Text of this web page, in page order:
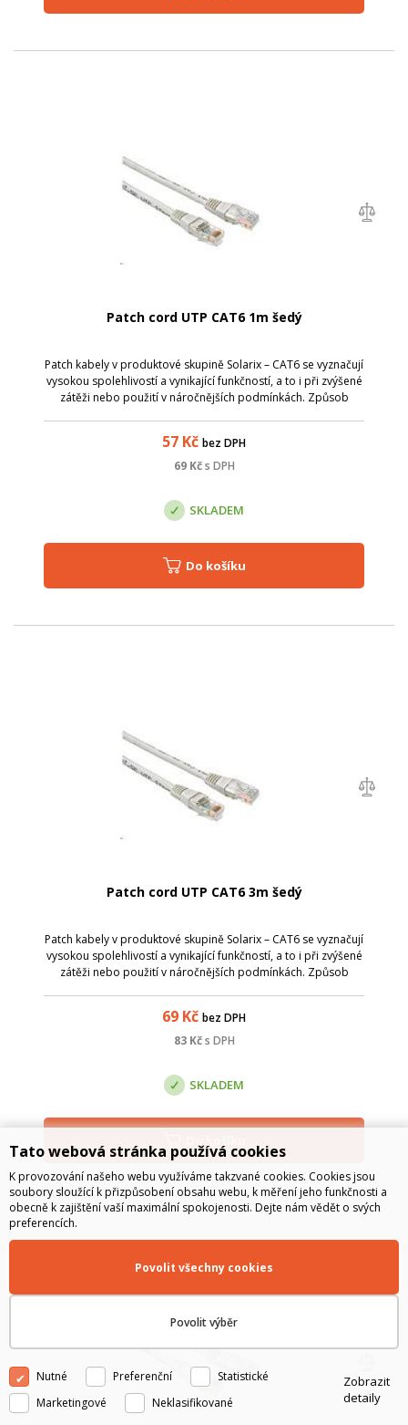
Patch cord UTP CAT6 1m šedý
Patch kabely v produktové skupině Solarix – CAT6 se vyznačují
vysokou spolehlivostí a vynikající funkčností, a to i při zvýšené
zátěži nebo použití v náročnějších podmínkách. Způsob
57 Kč bez DPH
69Kč s DPH
SKLADEM
Do košíku
Patch cord UTP CAT6 3m šedý
Patch kabely v produktové skupině Solarix – CAT6 se vyznačují
vysokou spolehlivostí a vynikající funkčností, a to i při zvýšené
zátěži nebo použití v náročnějších podmínkách. Způsob
69 Kč bez DPH
83Kč s DPH
SKLADEM
Tato webová stránka používá cookies
K provozování našeho webu využíváme takzvané cookies. Cookies jsou
soubory sloužící k přizpůsobení obsahu webu, k měření jeho funkčnosti a
obecně k zajištění vaší maximální spokojenosti. Dejte nám vědět o svých
preferencích.
Povolit výběr
Povolit všechny cookies
Nutné Preferenční
Statistické
Marketingové
Neklasifikované
Zobrazit
detaily